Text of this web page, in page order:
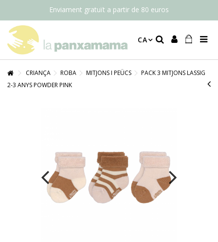
Enviament gratuït a partir de 80 euros
CA
CRIANÇA ROBA MITJONS I PEÜCS
PACK 3 MITJONS LASSIG
2-3 ANYS POWDER PINK